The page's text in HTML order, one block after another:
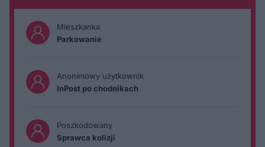
Mieszkanka
Parkowanie
Anonimowy użytkownik
InPost po chodnikach
Poszkodowany
Sprawca kolizji